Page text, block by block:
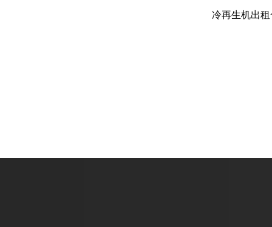
冷再生机出